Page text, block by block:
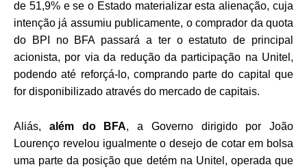
de 51,9% e se o Estado materializar esta alienação, cuja
intenção já assumiu publicamente, o comprador da quota
do BPI no BFA passará a ter o estatuto de principal
acionista, por via da redução da participação na Unitel,
podendo até reforçá-lo, comprando parte do capital que
for disponibilizado através do mercado de capitais.
Aliás, além do BFA, a Governo dirigido por João
Lourenço revelou igualmente o desejo de cotar em bolsa
uma parte da posição que detém na Unitel, operada que